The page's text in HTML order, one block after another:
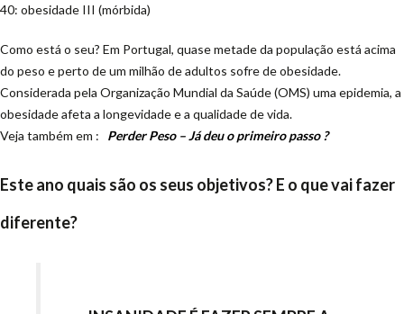
40: obesidade III (mórbida)
Como está o seu? Em Portugal, quase metade da população está acima
do peso e perto de um milhão de adultos sofre de obesidade.
Considerada pela Organização Mundial da Saúde (OMS) uma epidemia, a
obesidade afeta a longevidade e a qualidade de vida.
Veja também em : Perder Peso – Já deu o primeiro passo ?
Este ano quais são os seus objetivos? E o que vai fazer
diferente?